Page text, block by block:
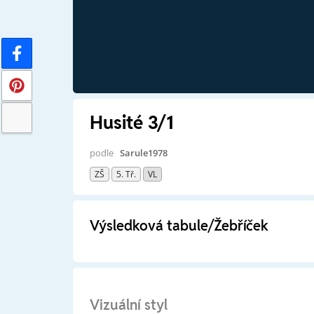
Husité 3/1
podle Sarule1978
ZŠ 5. Tř. VL
Výsledková tabule/Žebříček
Vizuální styl